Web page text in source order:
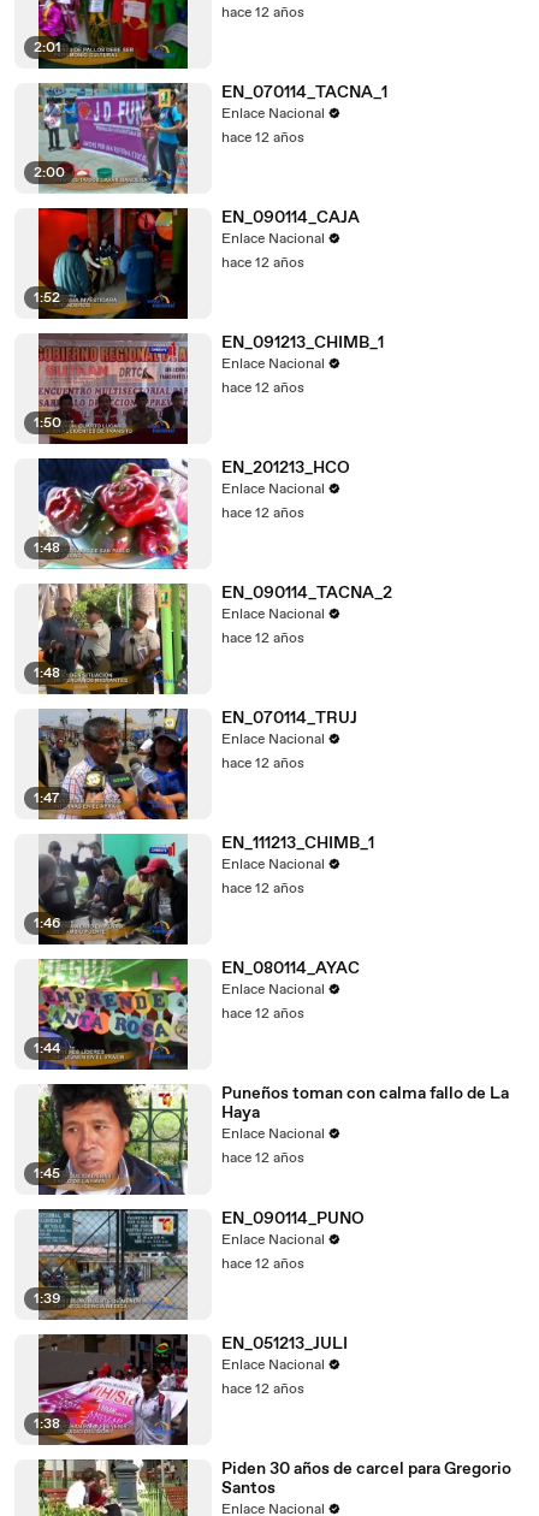
2:01
hace 12 años
2:00
EN_070114_TACNA_1
Enlace Nacional
hace 12 años
1:52
EN_090114_CAJA
Enlace Nacional
hace 12 años
1:50
EN_091213_CHIMB_1
Enlace Nacional
hace 12 años
1:48
EN_201213_HCO
Enlace Nacional
hace 12 años
1:48
EN_090114_TACNA_2
Enlace Nacional
hace 12 años
1:47
EN_070114_TRUJ
Enlace Nacional
hace 12 años
1:46
EN_111213_CHIMB_1
Enlace Nacional
hace 12 años
1:44
EN_080114_AYAC
Enlace Nacional
hace 12 años
1:45
Puneños toman con calma fallo de La
Haya
Enlace Nacional
hace 12 años
1:39
EN_090114_PUNO
Enlace Nacional
hace 12 años
1:38
EN_051213_JULI
Enlace Nacional
hace 12 años
Piden 30 años de carcel para Gregorio
Santos
Enlace Nacional